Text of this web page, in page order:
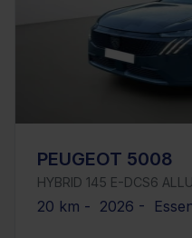
PEUGEOT 5008
HYBRID 145 E-DCS6
20 km - 2026 -